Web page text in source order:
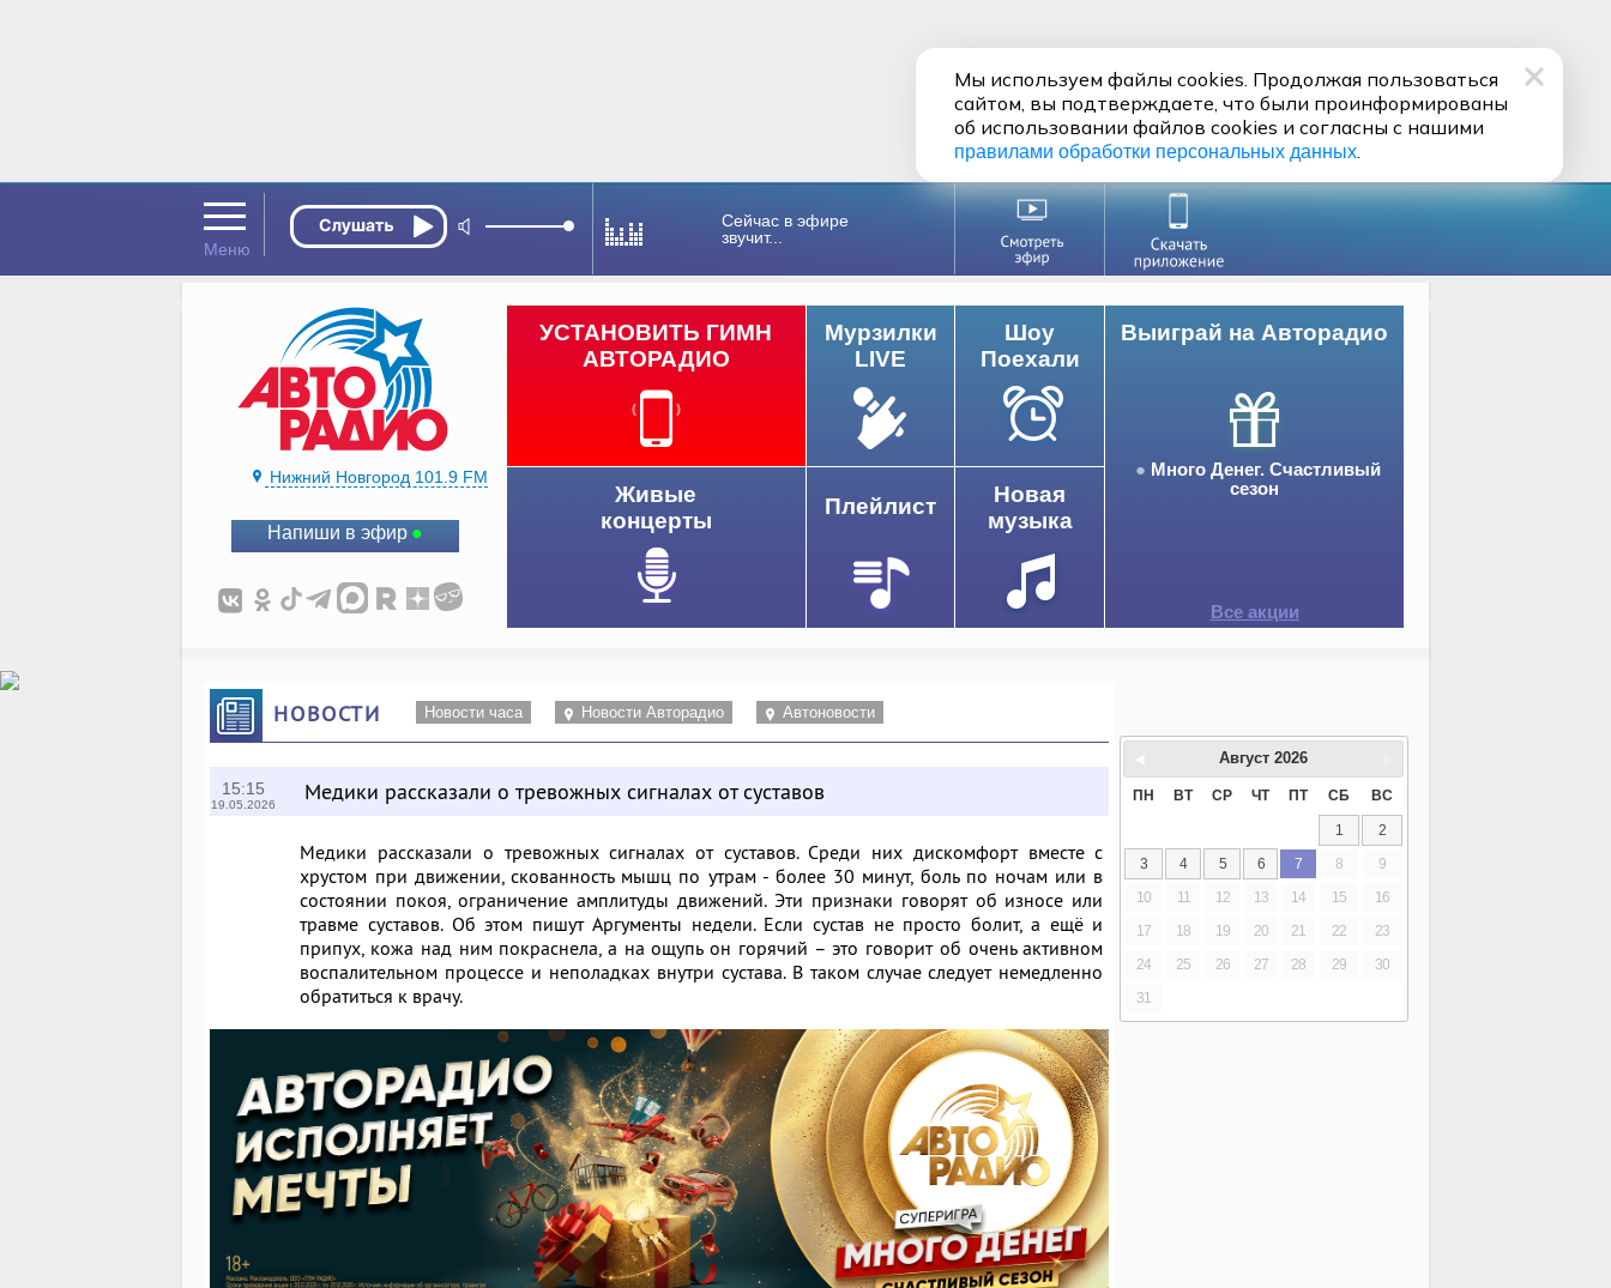
Сейчас в эфире
звучит...
Нижний Новгород 101.9 FM
Напиши в эфир
Выиграй на Авторадио
Много Денег. Счастливый
сезон
Все акции
УСТАНОВИТЬ ГИМН
АВТОРАДИО
Мурзилки
LIVE
Шоу
Поехали
Живые
концерты
Плейлист
Новая
музыка
НОВОСТИ Новости часа Новости Авторадио Автоновости
15:15
19.05.2026 Медики рассказали о тревожных сигналах от суставов
Медики рассказали о тревожных сигналах от суставов. Среди них дискомфорт вместе с
хрустом при движении, скованность мышц по утрам - более 30 минут, боль по ночам или в
состоянии покоя, ограничение амплитуды движений. Эти признаки говорят об износе или
травме суставов. Об этом пишут Аргументы недели. Если сустав не просто болит, а ещё и
припух, кожа над ним покраснела, а на ощупь он горячий – это говорит об очень активном
воспалительном процессе и неполадках внутри сустава. В таком случае следует немедленно
обратиться к врачу.
Август 2026
ПН ВТ СР ЧТ ПТ СБ ВС
1
2
3
4 5 6 7 8
9
10
11 12 13 14 15
16
17
18 19 20 21 22
23
24
25 26 27 28 29
30
31
Мы используем файлы cookies. Продолжая пользоваться
сайтом, вы подтверждаете, что были проинформированы
об использовании файлов cookies и согласны с нашими
правилами обработки персональных данных.